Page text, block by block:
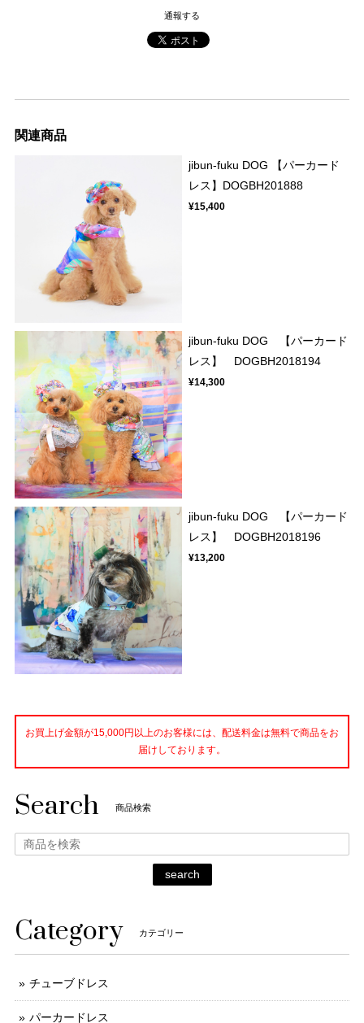
通報する
関連商品
jibun-fuku DOG 【パーカード
レス】DOGBH201888
¥15,400
jibun-fuku DOG 【パーカード
レス】 DOGBH2018194
¥14,300
jibun-fuku DOG 【パーカード
レス】 DOGBH2018196
¥13,200
お買上げ金額が15,000円以上のお客様には、配送料金は無料で商品をお
届けしております。
Search 商品検索
search
Category カテゴリー
チューブドレス
パーカードレス